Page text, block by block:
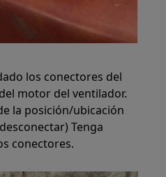
los conectores del
motor del ventilador.
la posición/ubicación
Tenga
conectores.